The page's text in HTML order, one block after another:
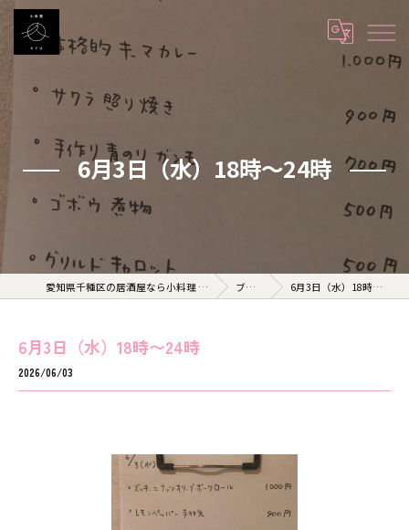
6月3日（水）18時〜24時
愛知県千種区の居酒屋なら小料理 久 KYU ブログ 6月3日（水）18時〜24時
6月3日（水）18時〜24時
2026/06/03